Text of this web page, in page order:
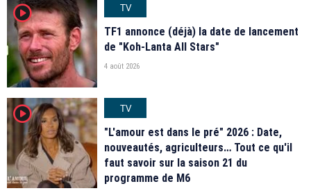
player2
TV
TF1 annonce (déjà) la date de lancement
de "Koh-Lanta All Stars"
4 août 2026
player2
TV
"L'amour est dans le pré" 2026 : Date,
nouveautés, agriculteurs… Tout ce qu'il
faut savoir sur la saison 21 du
programme de M6